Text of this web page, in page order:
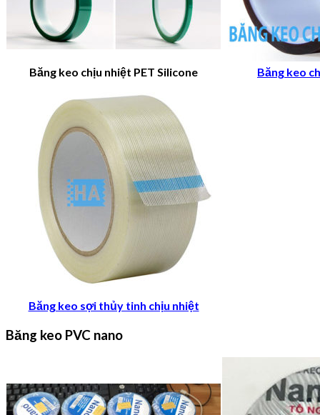
Băng keo chịu nhiệt PET Silicone Băng keo
Băng keo sợi thủy tinh chịu nhiệt
Băng keo PVC nano